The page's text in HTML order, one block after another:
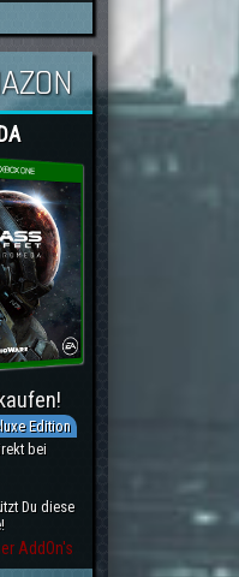
Edition
bei
Du diese
AddOn's